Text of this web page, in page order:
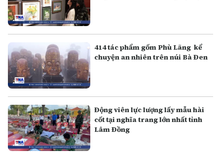
414 tác phẩm gốm Phù Lãng kể
chuyện an nhiên trên núi Bà Đen
Động viên lực lượng lấy mẫu hài
cốt tại nghĩa trang lớn nhất tỉnh
Lâm Đồng